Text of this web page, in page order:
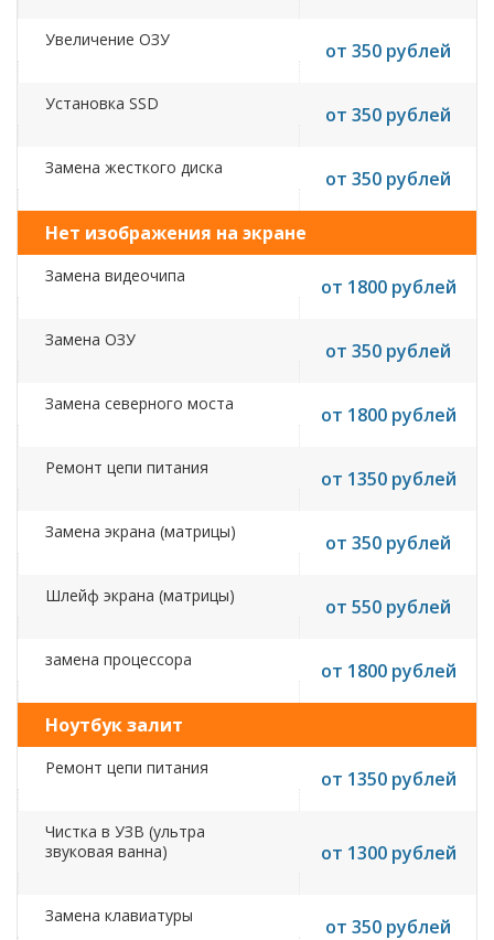
Увеличение ОЗУ от 350 рублей
Установка SSD от 350 рублей
Замена жесткого диска от 350 рублей
Нет изображения на экране
Замена видеочипа от 1800 рублей
Замена ОЗУ от 350 рублей
Замена северного моста от 1800 рублей
Ремонт цепи питания от 1350 рублей
Замена экрана (матрицы) от 350 рублей
Шлейф экрана (матрицы) от 550 рублей
замена процессора от 1800 рублей
Ноутбук залит
Ремонт цепи питания от 1350 рублей
Чистка в УЗВ (ультра
звуковая ванна)
от 1300 рублей
Замена клавиатуры от 350 рублей